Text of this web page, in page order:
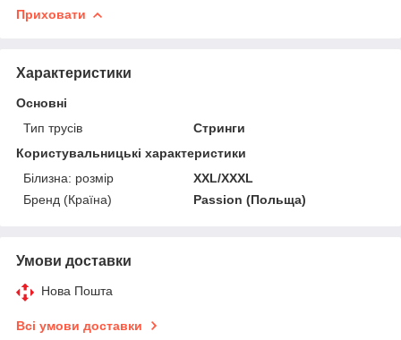
Приховати
Характеристики
Основні
Тип трусів
Стринги
Користувальницькі характеристики
Білизна: розмір
XXL/XXXL
Бренд (Країна)
Passion (Польща)
Умови доставки
Нова Пошта
Всі умови доставки